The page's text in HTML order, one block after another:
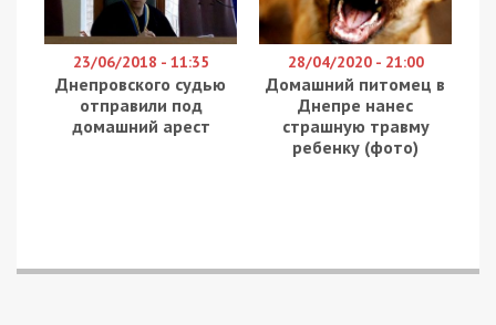
23/06/2018 - 11:35
Днепровского судью
отправили под
домашний арест
28/04/2020 - 21:00
Домашний питомец в
Днепре нанес
страшную травму
ребенку (фото)